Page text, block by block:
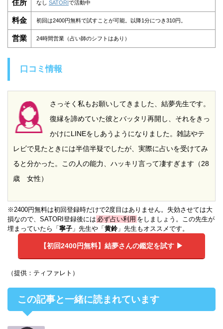
住所 なし SATORI で活動中
料金 初回は2400円無料で試すことが可能。以降1分につき310円。
営業 24時間営業（占い師のシフトはあり）
口コミ情報
さっそく私もお願いしてきました、結夢先生です。
復縁を諦めていた彼とバッタリ再開し、それをきっ
かけにLINEをしあうようになりました。雑誌やテ
レビで見たときには半信半疑でしたが、実際に占いを受けてみ
ると分かった。この人の能力、ハッキリ言って凄すぎます（28
歳 女性）
※2400円無料は初回登録時だけで2度目はありません。失効させては大
損なので、SATORI登録後には 必ず占い利用 をしましょう。この先生が
埋まっていたら「 寧子 」先生や「 黄鈴」先生もオススメです。
【初回2400円無料】 結夢さんの鑑定を試す ▶︎
（提供：ティファレト）
この記事と一緒に読まれています